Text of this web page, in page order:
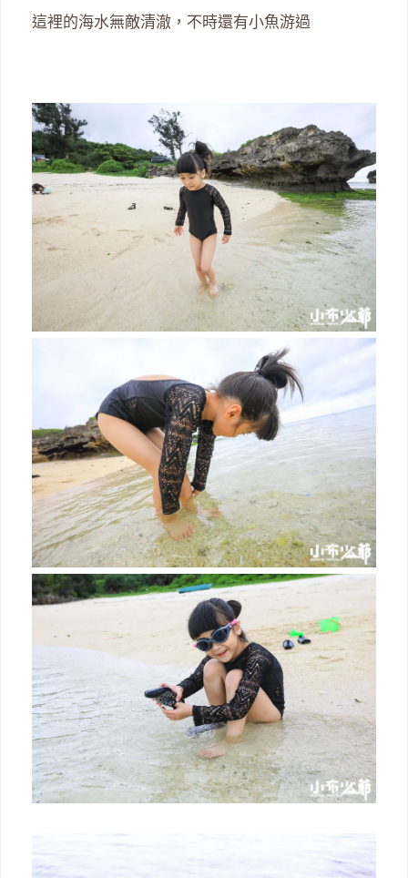
這裡的海水無敵清澈，不時還有小魚游過